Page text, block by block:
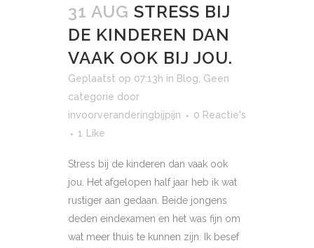
31 AUG STRESS BIJ
DE KINDEREN DAN
VAAK OOK BIJ JOU.
Geplaatst op 07:13h in Blog Geen
categorie door
invoorveranderingbijpijn
0 Reactie's
1
Like
Stress bij de kinderen dan vaak ook
jou. Het afgelopen half jaar heb ik wat
rustiger aan gedaan. Beide jongens
deden eindexamen en het was fijn om
wat meer thuis te kunnen zijn. Ik besef